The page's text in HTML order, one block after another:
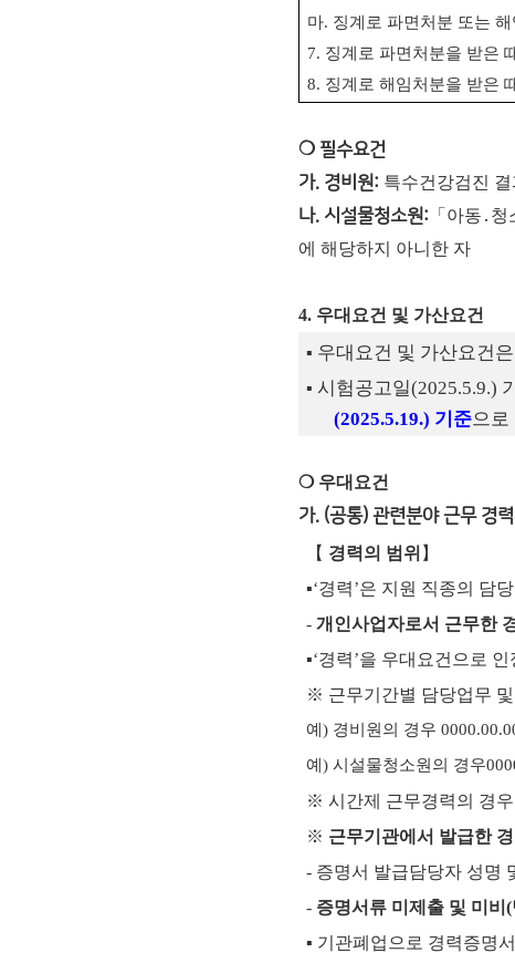
마. 징계로 파면처분 또는
7. 징계로 파면처분을 받은
8. 징계로 해임처분을 받은
❍ 필수요건
가. 경비원: 특수건강검진
나. 시설물청소원: 「아동․
에 해당하지 아니한 자
4. 우대요건 및 가산요건
▪ 우대요건 및 가산요건
▪ 시험공고일(2025.5.9.)
(2025.5.19.) 기준으로
❍ 우대요건
가. (공통) 관련분야 근무 경
【 경력의 범위 】
▪‘경력’은 지원 직종의 담
- 개인사업자로서 근무한
▪‘경력’을 우대요건으로
※ 근무기간별 담당업무
예 ) 경비원의 경우
예 ) 시설물청소원의 경우
※ 시간제 근무경력의 경
※ 근무기관에서 발급한
- 증명서 발급담당자 성명
- 증명서류 미제출 및 미비 (
▪ 기관폐업으로 경력증명